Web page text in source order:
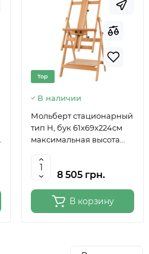
Top
В наличии
Мольберт стационарный
тип Н, бук 61x69x224см
максимальная высота
6059
8 505 грн.
В корзину